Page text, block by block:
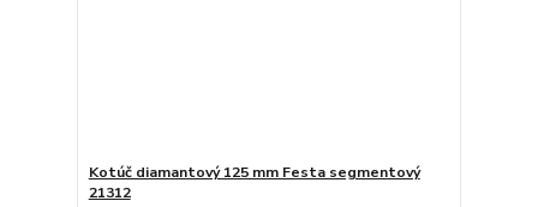
Kotúč diamantový 125 mm Festa segmentový
21312